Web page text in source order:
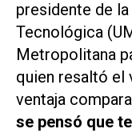
presidente de
Tecnológica
Metropolitana
quien resaltó
ventaja
se pensó que